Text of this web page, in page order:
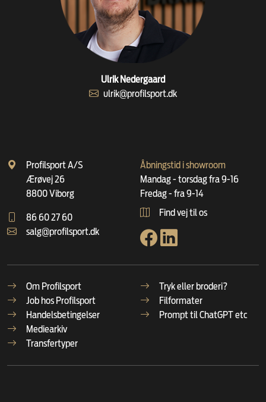
Ulrik Nedergaard
ulrik@profilsport.dk
Profilsport A/S
Ærøvej 26
8800 Viborg
86 60 27 60
salg@profilsport.dk
Åbningstid i showroom
Mandag - torsdag fra 9-16
Fredag - fra 9-14
Find vej til os
Om Profilsport
Job hos Profilsport
Handelsbetingelser
Mediearkiv
Transfertyper
Tryk eller broderi?
Filformater
Prompt til ChatGPT etc